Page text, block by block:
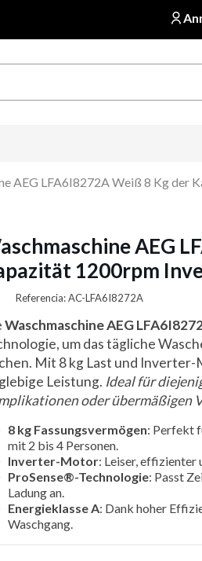
AEG LFA6I8272A Weiß 8 Kg der
AEG
1200rpm
Referencia: AC-LFA6I8272A
Waschmaschine AEG
um das tägliche
Mit 8 kg Last und
Leistung. Ideal für
oder übermäßigen
8 kg Fassungsvermögen: Perfekt
mit 2 bis 4 Personen.
Inverter-Motor: Leiser, effizienter
ProSense®-Technologie: Passt
Ladung an.
Energieklasse A: Dank hoher
Waschgang.